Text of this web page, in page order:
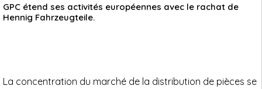
GPC étend ses activités européennes avec le rachat de
Hennig Fahrzeugteile.
La concentration du marché de la distribution de pièces se